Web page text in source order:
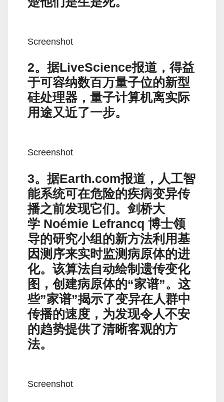
Screenshot
2。据LiveScience报道，得益
于可容纳数百万量子位的新型
硅处理器，量子计算机离实际
用途又近了一步。
Screenshot
3。据Earth.com报道，人工智
能系统可在危险的疾病变异传
播之前发现它们。剑桥大
学 Noémie Lefrancq 博士领
导的研究小组的新方法利用基
因测序来实时监测病原体的进
化。该算法自动绘制遗传变化
图，创建病原体的“家谱”。这
些”家谱”揭示了变异在人群中
传播的速度，为发现令人不安
的趋势提供了清晰客观的方
法。
Screenshot